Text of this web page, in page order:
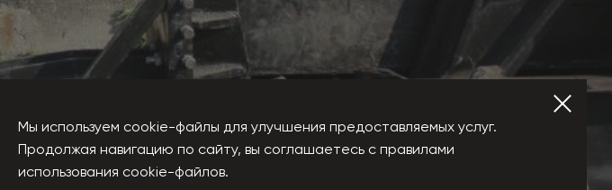
Мы используем cookie-файлы для улучшения предоставляемых услуг.
Продолжая навигацию по сайту, вы соглашаетесь с правилами
использования cookie-файлов.